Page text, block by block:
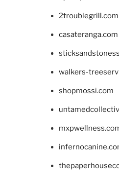
2troublegrill.com
casateranga.com
walkers-
shopmossi.com